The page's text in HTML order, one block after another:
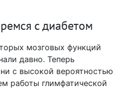
с диабетом
мозговых функций
давно. Теперь
с высокой вероятностью
работы глимфатической